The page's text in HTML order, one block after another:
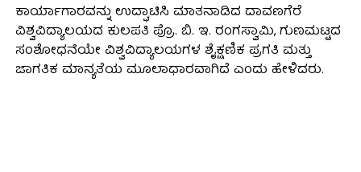
ಕಾರ್ಯಾಗಾರವನ್ನು ಉದ್ಘಾಟಿಸಿ ಮಾತನಾಡಿದ ದಾವಣಗೆರೆ
ವಿಶ್ವವಿದ್ಯಾಲಯದ ಕುಲಪತಿ ಪ್ರೊ. ಬಿ. ಇ. ರಂಗಸ್ವಾಮಿ, ಗುಣಮಟ್ಟದ
ಸಂಶೋಧನೆಯೇ ವಿಶ್ವವಿದ್ಯಾಲಯಗಳ ಶೈಕ್ಷಣಿಕ ಪ್ರಗತಿ ಮತ್ತು
ಜಾಗತಿಕ ಮಾನ್ಯತೆಯ ಮೂಲಾಧಾರವಾಗಿದೆ ಎಂದು ಹೇಳಿದರು.